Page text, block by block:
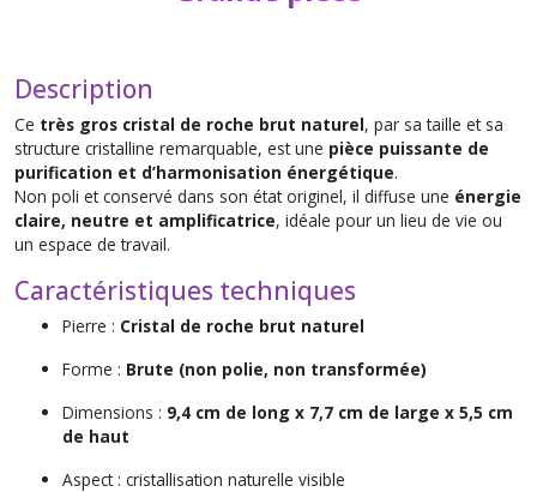
Description
Ce très gros cristal de roche brut naturel, par sa taille et sa
structure cristalline remarquable, est une pièce puissante de
purification et d’harmonisation énergétique.
Non poli et conservé dans son état originel, il diffuse une énergie
claire, neutre et amplificatrice, idéale pour un lieu de vie ou
un espace de travail.
Caractéristiques techniques
Pierre : Cristal de roche brut naturel
Forme : Brute (non polie, non transformée)
Dimensions : 9,4 cm de long x 7,7 cm de large x 5,5 cm
de haut
Aspect : cristallisation naturelle visible